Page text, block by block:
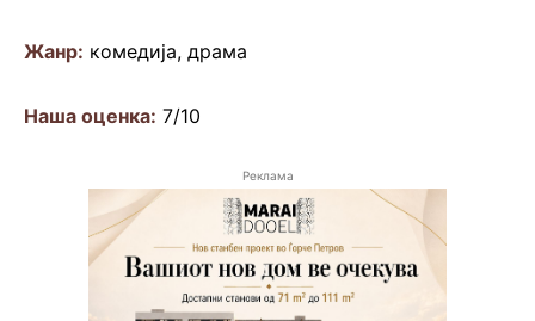
Жанр: комедија, драма
Наша оценка: 7/10
Реклама